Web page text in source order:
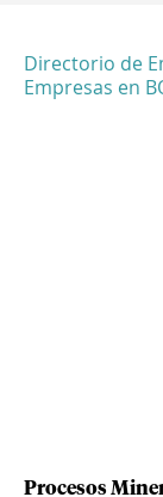
Directorio de
Empresas en
Procesos